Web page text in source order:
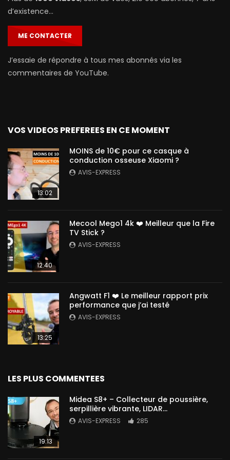
d’existence…
ME CONTACTER
J’essaie de répondre à tous mes abonnés via les
commentaires de YouTube.
VOS VIDEOS PREFEREES EN CE MOMENT
13:02
MOINS de 10€ pour ce casque à
conduction osseuse Xiaomi ?
AVIS-EXPRESS
12:40
Mecool Mego1 4k ❤️ Meilleur que la Fire
TV Stick ?
AVIS-EXPRESS
13:25
Angwatt F1 ❤️ Le meilleur rapport prix
performance que j’ai testé
AVIS-EXPRESS
LES PLUS COMMENTEES
19:13
Midea S8+ – Collecteur de poussière,
serpillière vibrante, LIDAR…
AVIS-EXPRESS 285